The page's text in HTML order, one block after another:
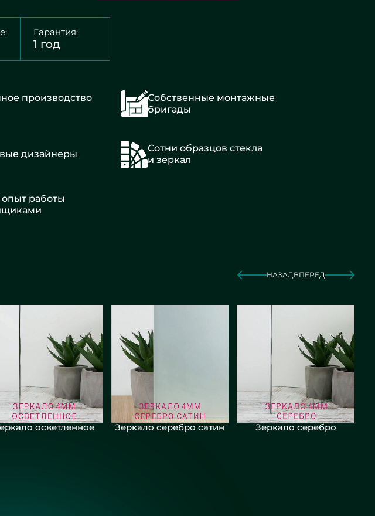
Гарантия:
1 год
производство
Собственные монтажные
бригады
дизайнеры
Сотни образцов стекла
и зеркал
работы
НАЗАДВПЕРЕД
осветленное Зеркало серебро сатин Зеркало серебро